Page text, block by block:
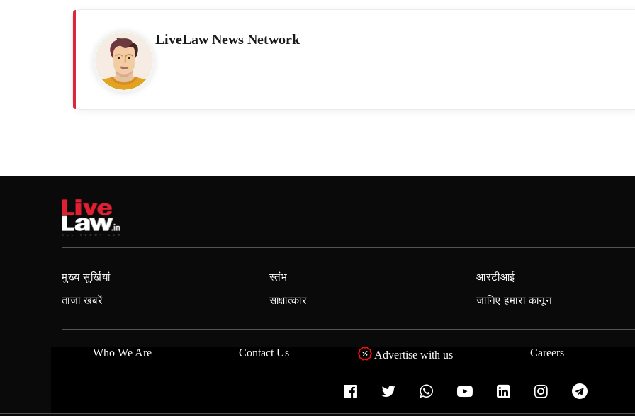
LiveLaw News Network
मुख्य सुर्खियां
ताजा खबरें
स्तंभ
साक्षात्कार
आरटीआई
जानिए हमारा कानून
Who We Are Contact Us Advertise with us Careers